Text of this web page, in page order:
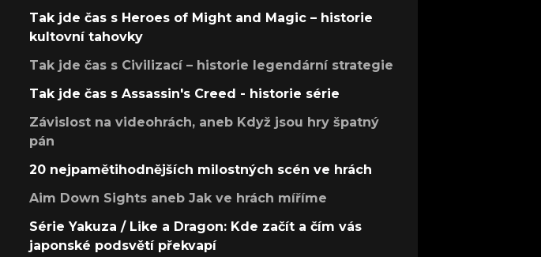
Tak jde čas s Heroes of Might and Magic – historie
kultovní tahovky
Tak jde čas s Civilizací – historie legendární strategie
Tak jde čas s Assassin's Creed - historie série
Závislost na videohrách, aneb Když jsou hry špatný
pán
20 nejpamětihodnějších milostných scén ve hrách
Aim Down Sights aneb Jak ve hrách míříme
Série Yakuza / Like a Dragon: Kde začít a čím vás
japonské podsvětí překvapí